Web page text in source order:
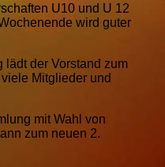
U10 und U 12
wird guter
lädt der Vorstand zum
Mitglieder und
mit Wahl von
zum neuen 2.